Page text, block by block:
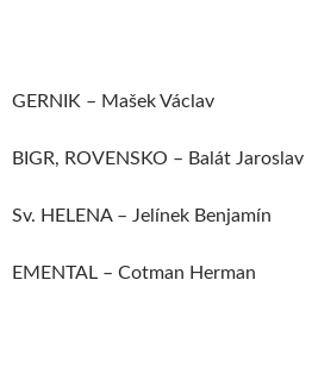
GERNIK – Mašek Václav
BIGR, ROVENSKO – Balát Jaroslav
Sv. HELENA – Jelínek Benjamín
EMENTAL – Cotman Herman